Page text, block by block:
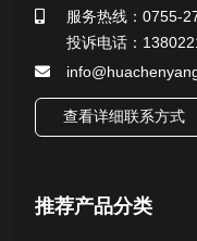
微生物样本保存液（
核酸（DNA&RNA）
核酸提取或纯化试剂
服务热线：0755-
投诉电话：
查看详细联系方式
推荐产品分类